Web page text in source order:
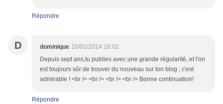
Répondre
D dominique 10/01/2014 16:02
Depuis sept ans,tu publies avec une grande régularité, et l'on
est toujours sûr de trouver du nouveau sur ton blog ; c'est
admirable ! <br /> <br /> <br /> <br /> Bonne continuation!
Répondre